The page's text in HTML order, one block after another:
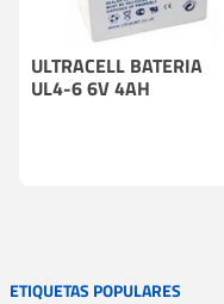
ULTRACELL BATERIA
UL4-6 6V 4AH
ETIQUETAS POPULARES